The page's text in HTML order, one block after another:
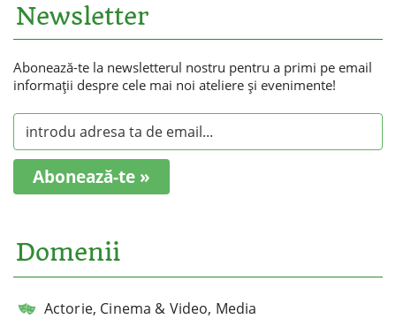
Newsletter
Abonează-te la newsletterul nostru pentru a primi pe email
informaţii despre cele mai noi ateliere şi evenimente!
Abonează-te »
Domenii
Actorie, Cinema & Video, Media